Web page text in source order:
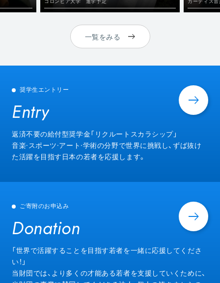
一覧をみる
奨学生エントリー
Entry
Entry
返済不要の給付型奨学金「リクルートスカラシップ」
音楽·スポーツ·アート·学術の分野で世界に挑戦し、ずば抜け
た活躍を目指す日本の若者を応援します。
ご寄附のお申込み
Donation
Donation
「世界で活躍することを目指す若者を一緒に応援してくださ
い！」
当財団では、より多くの才能ある若者を支援していくために、